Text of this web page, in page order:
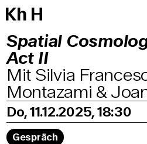
Kh H
Spatial
Act II
Mit Silvia
Montazami &
Do, 11.12.2025, 18:30
Gespräch